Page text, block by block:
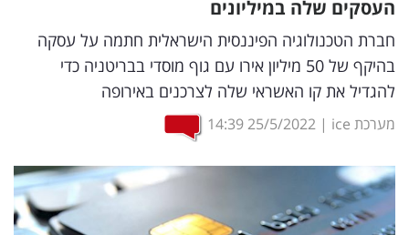
דיגיטל
וטק
שיווק
ופרסום
מדדים
ומחקרים
העסקים שלה במיליונים
חברת הטכנולוגיה הפיננסית הישראלית חתמה על עסקה
בהיקף של 50 מיליון אירו עם גוף מוסדי בבריטניה כדי
להגדיל את קו האשראי שלה לצרכנים באירופה
מערכת ice |
25/5/2022
14:39